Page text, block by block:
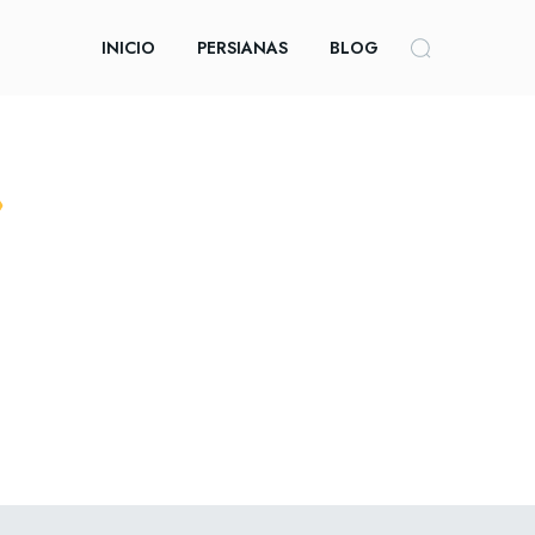
INICIO PERSIANAS BLOG